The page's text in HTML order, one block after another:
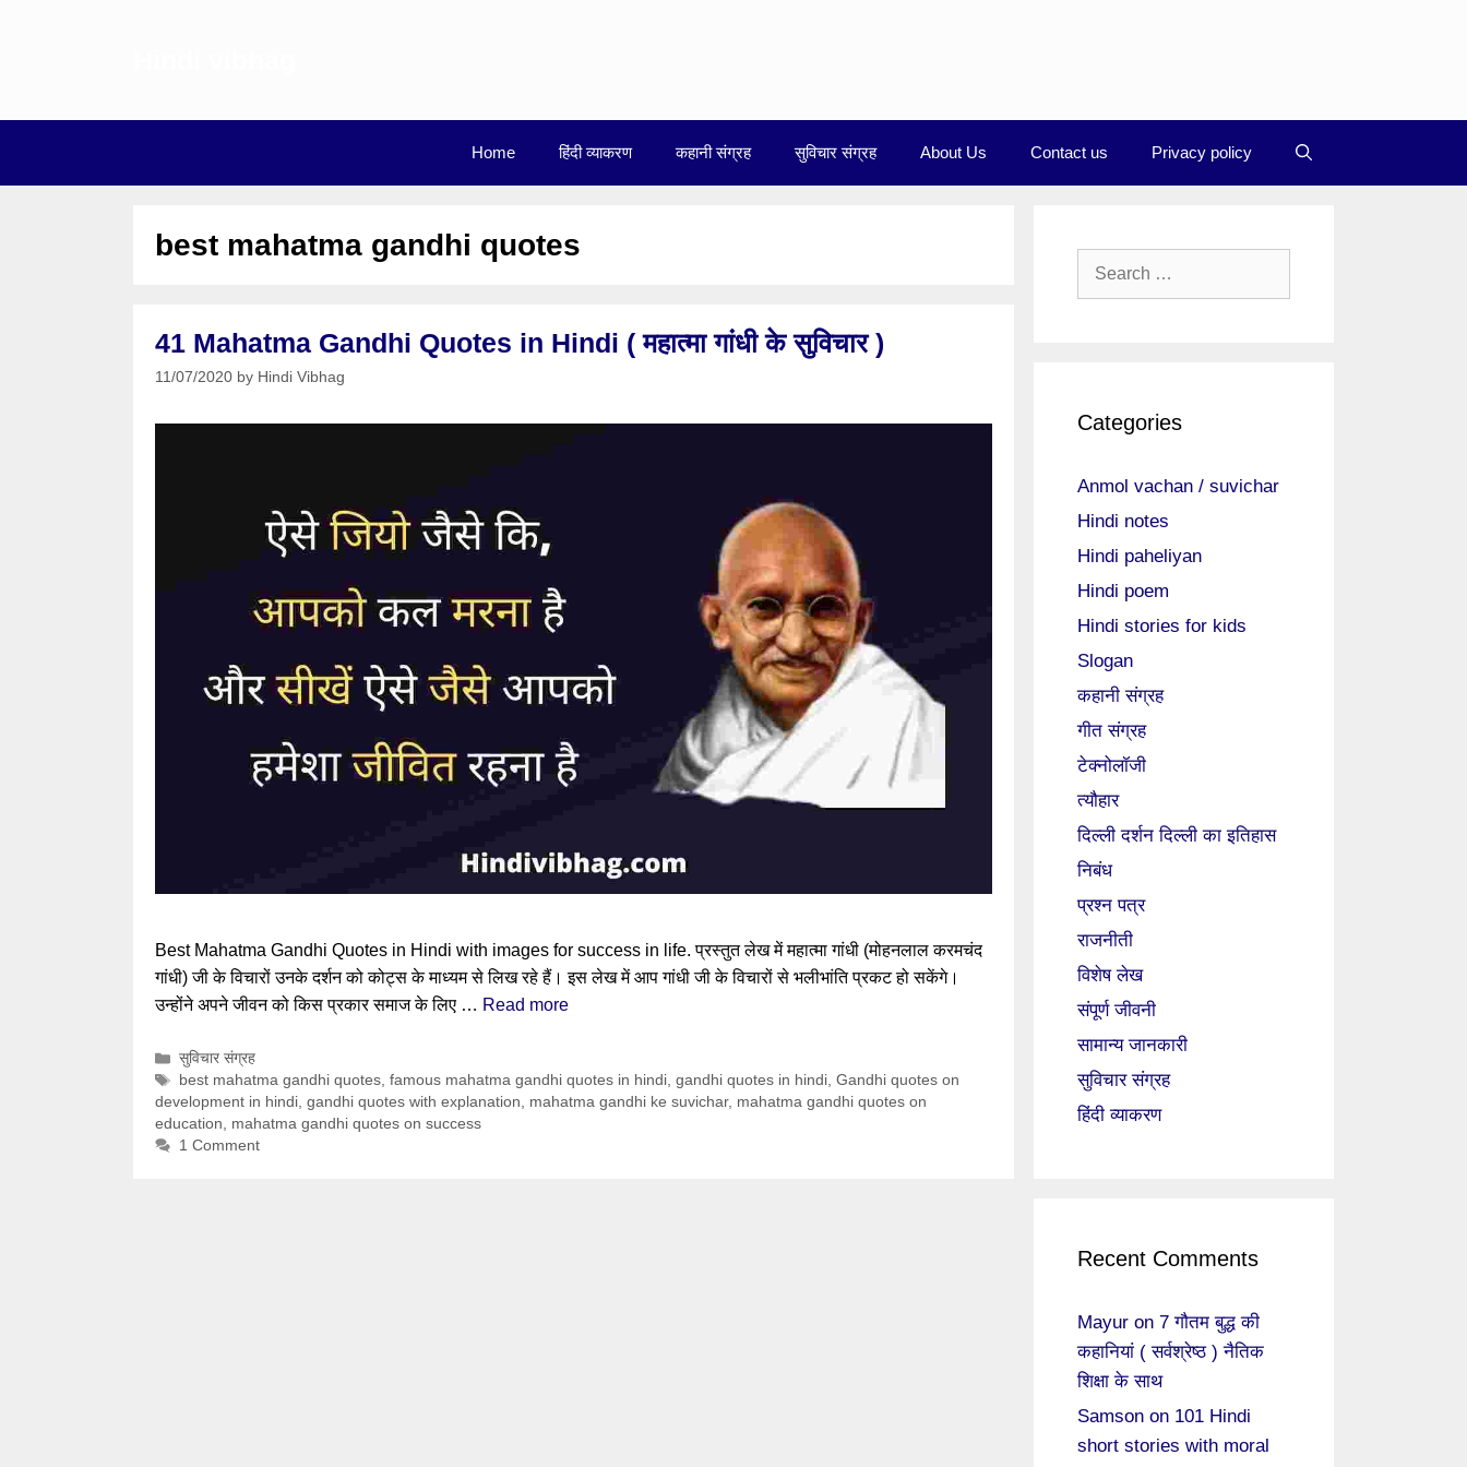
Home हिंदी व्याकरण कहानी संग्रह सुविचार संग्रह About Us Contact us Privacy policy
best mahatma gandhi quotes
41 Mahatma Gandhi Quotes in Hindi ( महात्मा गांधी के सुविचार )
11/07/2020 by Hindi Vibhag
Best Mahatma Gandhi Quotes in Hindi with images for success in life. प्रस्तुत लेख में महात्मा गांधी (मोहनलाल करमचंद
गांधी) जी के विचारों उनके दर्शन को कोट्स के माध्यम से लिख रहे हैं। इस लेख में आप गांधी जी के विचारों से भलीभांति प्रकट हो सकेंगे।
उन्होंने अपने जीवन को किस प्रकार समाज के लिए … Read more
Categories
सुविचार संग्रह
Tags
best mahatma gandhi quotes, famous mahatma gandhi quotes in hindi, gandhi quotes in hindi, Gandhi quotes on
development in hindi, gandhi quotes with explanation, mahatma gandhi ke suvichar, mahatma gandhi quotes on
education, mahatma gandhi quotes on success
1 Comment
Search
Categories
Anmol vachan / suvichar
Hindi notes
Hindi paheliyan
Hindi poem
Hindi stories for kids
Slogan
कहानी संग्रह
गीत संग्रह
टेक्नोलॉजी
त्यौहार
दिल्ली दर्शन दिल्ली का इतिहास
निबंध
प्रश्न पत्र
राजनीती
विशेष लेख
संपूर्ण जीवनी
सामान्य जानकारी
सुविचार संग्रह
हिंदी व्याकरण
Recent Comments
Mayur on 7 गौतम बुद्ध की
कहानियां ( सर्वश्रेष्ठ ) नैतिक
शिक्षा के साथ
Samson on 101 Hindi
short stories with moral